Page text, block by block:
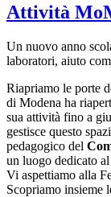
Attività
Un nuovo anno
laboratori, aiuto
Riapriamo le porte
di Modena ha
sua attività fino a
gestisce questo
pedagogico del
un luogo dedicato
Vi aspettiamo alla
Scopriamo insieme